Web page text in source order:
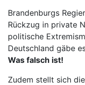
Brandenburgs
Rückzug in private
politische
Deutschland gäbe
Was falsch ist!
Zudem stellt sich